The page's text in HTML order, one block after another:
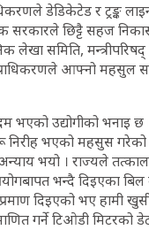
डेडिकेटेड र ट्रङ्क
सरकारले छिट्टै सहज
समिति, मन्त्रीपरिषद्
आफ्नो महसुल
भएको उद्योगीको भनाइ
भएको महसुस गरेको
भयो । राज्यले
भन्दै दिइएका
दिइएको भए हामी
गर्ने टिओडी मिटरको